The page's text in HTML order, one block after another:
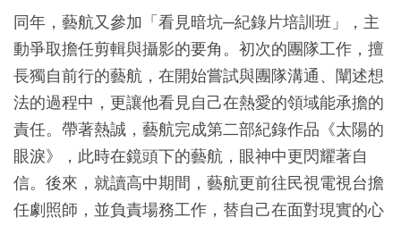
同年，藝航又參加「看見暗坑─紀錄片培訓班」，主
動爭取擔任剪輯與攝影的要角。初次的團隊工作，擅
長獨自前行的藝航，在開始嘗試與團隊溝通、闡述想
法的過程中，更讓他看見自己在熱愛的領域能承擔的
責任。帶著熱誠，藝航完成第二部紀錄作品《太陽的
眼淚》，此時在鏡頭下的藝航，眼神中更閃耀著自
信。後來，就讀高中期間，藝航更前往民視電視台擔
任劇照師，並負責場務工作，替自己在面對現實的心